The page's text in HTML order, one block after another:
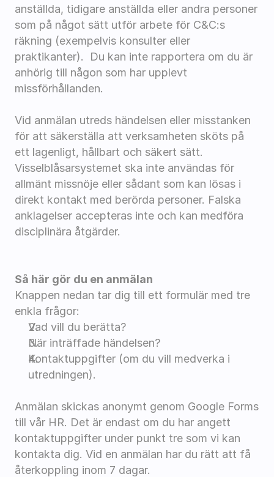
anställda, tidigare anställda eller andra personer
som på något sätt utför arbete för C&C:s
räkning (exempelvis konsulter eller
praktikanter).  Du kan inte rapportera om du är
anhörig till någon som har upplevt
missförhållanden.
Vid anmälan utreds händelsen eller misstanken
för att säkerställa att verksamheten sköts på
ett lagenligt, hållbart och säkert sätt.
Visselblåsarsystemet ska inte användas för
allmänt missnöje eller sådant som kan lösas i
direkt kontakt med berörda personer. Falska
anklagelser accepteras inte och kan medföra
disciplinära åtgärder.
Så här gör du en anmälan
Knappen nedan tar dig till ett formulär med tre
enkla frågor:
Vad vill du berätta?
När inträffade händelsen?
Kontaktuppgifter (om du vill medverka i
utredningen).
Anmälan skickas anonymt genom Google Forms
till vår HR. Det är endast om du har angett
kontaktuppgifter under punkt tre som vi kan
kontakta dig. Vid en anmälan har du rätt att få
återkoppling inom 7 dagar.